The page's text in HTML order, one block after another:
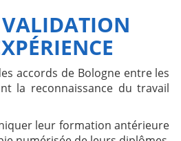
VALIDATION
accords de Bologne entre les
la reconnaissance du travail
leur formation antérieure